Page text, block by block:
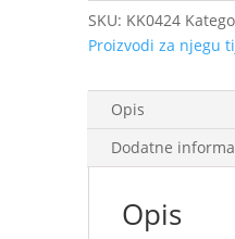
SKU: KK0424
Proizvodi za njegu
Opis
Dodatne
Opis